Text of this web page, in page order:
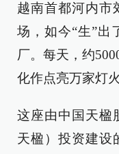
越南首都河内市
场，如今“生”出
厂。每天，约
化作点亮万家灯
这座由中国天楹
天楹）投资建设